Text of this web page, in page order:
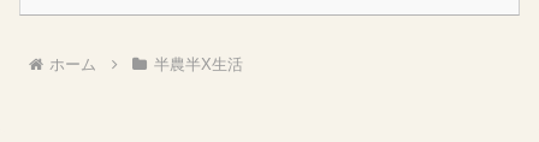
ホーム 半農半X生活